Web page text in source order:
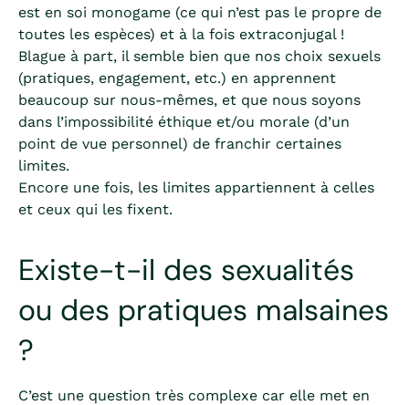
est en soi monogame (ce qui n’est pas le propre de
toutes les espèces) et à la fois extraconjugal !
Blague à part, il semble bien que nos choix sexuels
(pratiques, engagement, etc.) en apprennent
beaucoup sur nous-mêmes, et que nous soyons
dans l’impossibilité éthique et/ou morale (d’un
point de vue personnel) de franchir certaines
limites.
Encore une fois, les limites appartiennent à celles
et ceux qui les fixent.
Existe-t-il des sexualités
ou des pratiques malsaines
?
C’est une question très complexe car elle met en